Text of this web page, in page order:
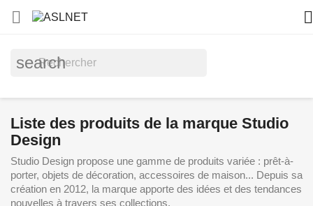
 
search
Liste des produits de la marque Studio
Design
Studio Design propose une gamme de produits variée : prêt-à-
porter, objets de décoration, accessoires de maison... Depuis sa
création en 2012, la marque apporte des idées et des tendances
nouvelles à travers ses collections.